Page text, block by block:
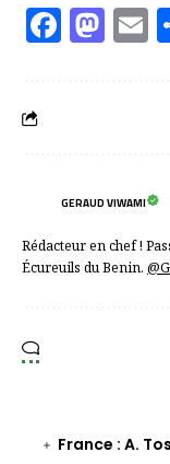
GERAUD VIWAMI
Rédacteur en chef !
Écureuils du Benin.
France : A.